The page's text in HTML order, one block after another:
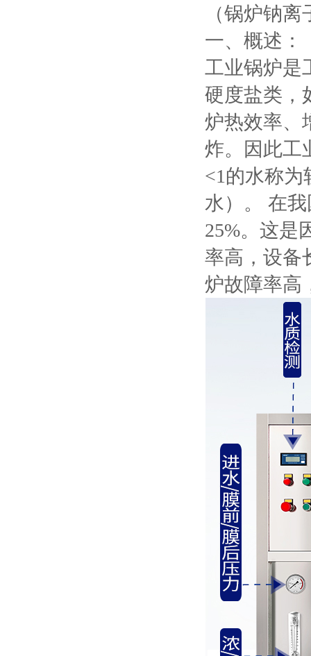
（锅炉钠
一、概述：
工业锅炉是
硬度盐类，
炉热效率、
炸。因此工
<1的水称
水）。 在
25%。这是
率高，设备
炉故障率高